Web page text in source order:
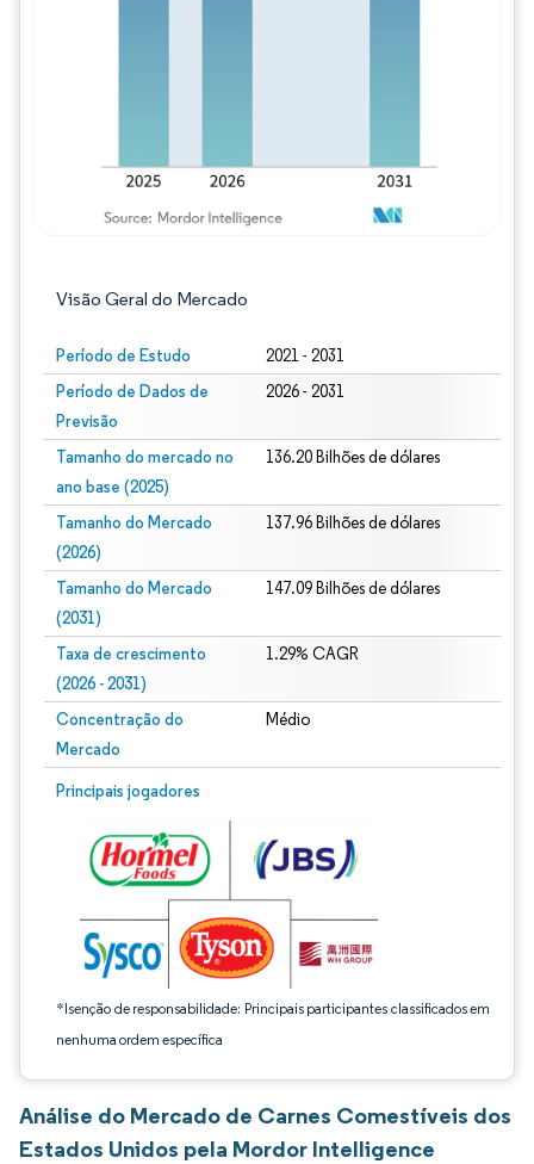
Visão Geral do Mercado
Período de Estudo 2021 - 2031
Período de Dados de
Previsão
2026 - 2031
Tamanho do mercado no
ano base (2025)
136.20 Bilhões de dólares
Tamanho do Mercado
(2026)
137.96 Bilhões de dólares
Tamanho do Mercado
(2031)
147.09 Bilhões de dólares
Taxa de crescimento
(2026 - 2031)
1.29% CAGR
Concentração do
Mercado
Médio
Principais jogadores
*Isenção de responsabilidade: Principais participantes classificados em
nenhuma ordem específica
Imagem © Mordor Intelligence. O reuso requer atribuição conforme CC BY 4.0.
Análise do Mercado de Carnes Comestíveis dos
Estados Unidos pela Mordor Intelligence